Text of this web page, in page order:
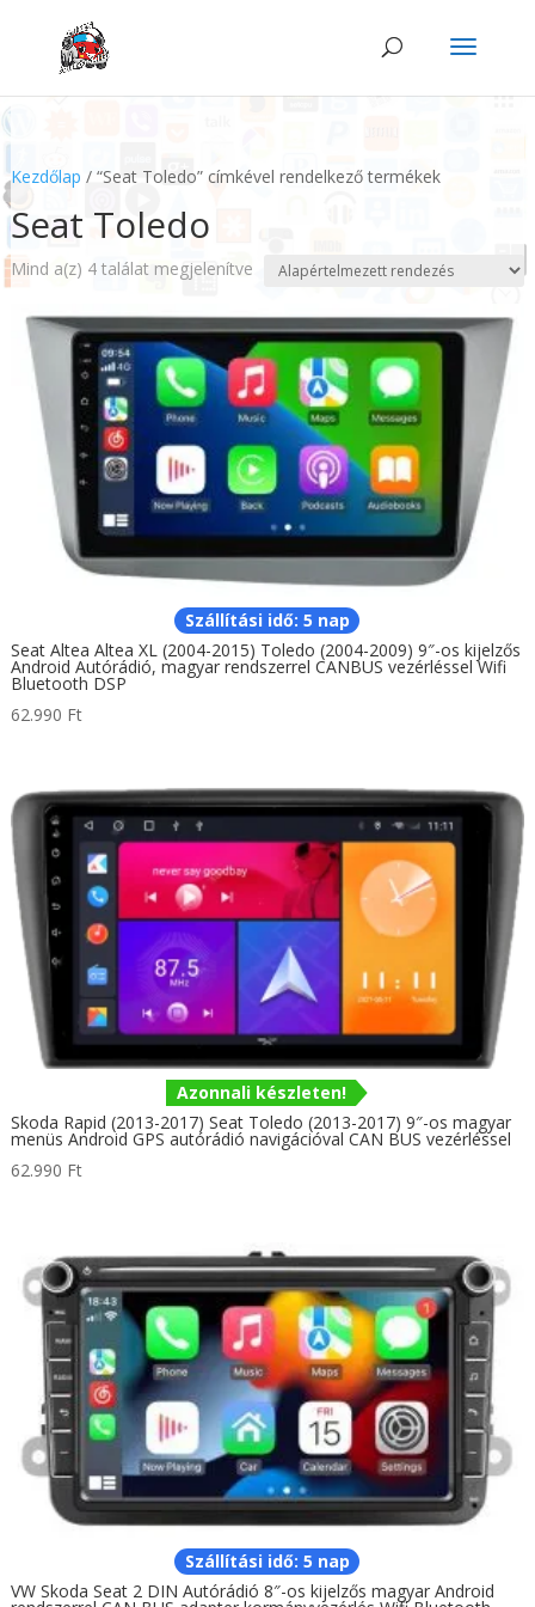
Kezdőlap / “Seat Toledo” címkével rendelkező termékek
Seat Toledo
Mind a(z) 4 találat megjelenítve
Szállítási idő: 5 nap
Seat Altea Altea XL (2004-2015) Toledo (2004-2009) 9″-os kijelzős
Android Autórádió, magyar rendszerrel CANBUS vezérléssel Wifi
Bluetooth DSP
62.990 Ft
Azonnali készleten!
Skoda Rapid (2013-2017) Seat Toledo (2013-2017) 9″-os magyar
menüs Android GPS autórádió navigációval CAN BUS vezérléssel
62.990 Ft
Szállítási idő: 5 nap
VW Skoda Seat 2 DIN Autórádió 8″-os kijelzős magyar Android